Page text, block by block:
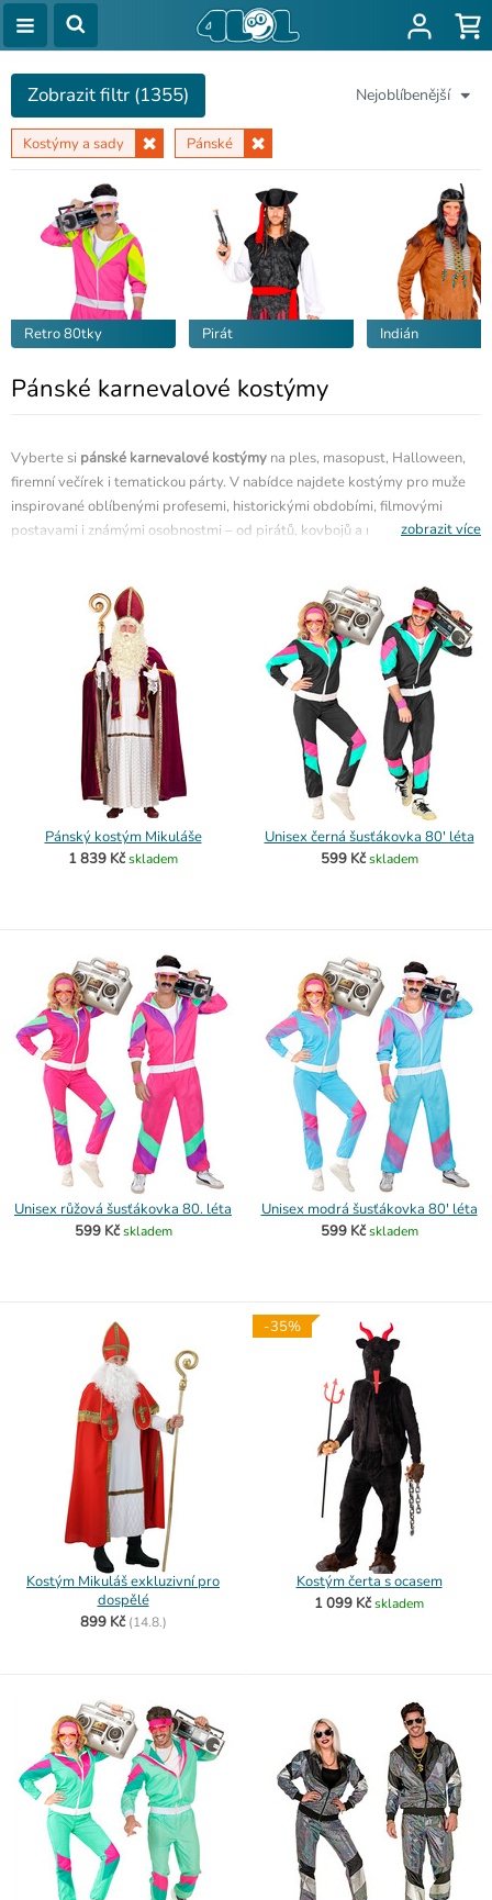
Nejoblíbenější
Zobrazit filtr (1355)
Kostýmy a sady Pánské
Retro 80tky Pirát Indián
Pánské karnevalové kostýmy
Vyberte si pánské karnevalové kostýmy na ples, masopust, Halloween,
firemní večírek i tematickou párty. V nabídce najdete kostýmy pro muže
inspirované oblíbenými profesemi, historickými obdobími, filmovými
postavami i známými osobnostmi – od pirátů, kovbojů a mnichů až po
zobrazit více
Pánský kostým Mikuláše
1 839 Kčskladem
Unisex černá šusťákovka 80' léta
599 Kč skladem
Unisex růžová šusťákovka 80. léta
599 Kč skladem
Unisex modrá šusťákovka 80' léta
599 Kč skladem
Kostým Mikuláš exkluzivní pro
dospělé
899 Kč (14.8.)
-35%
Kostým čerta s ocasem
1 099 Kčskladem